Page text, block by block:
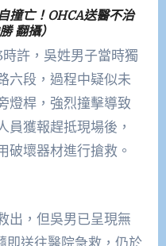
撞亡！OHCA送醫不治
翻攝）
許，吳姓男子當時獨
六段，過程中疑似未
燈桿，強烈撞擊導致
員獲報趕抵現場後，
破壞器材進行搶救。
出，但吳男已呈現無